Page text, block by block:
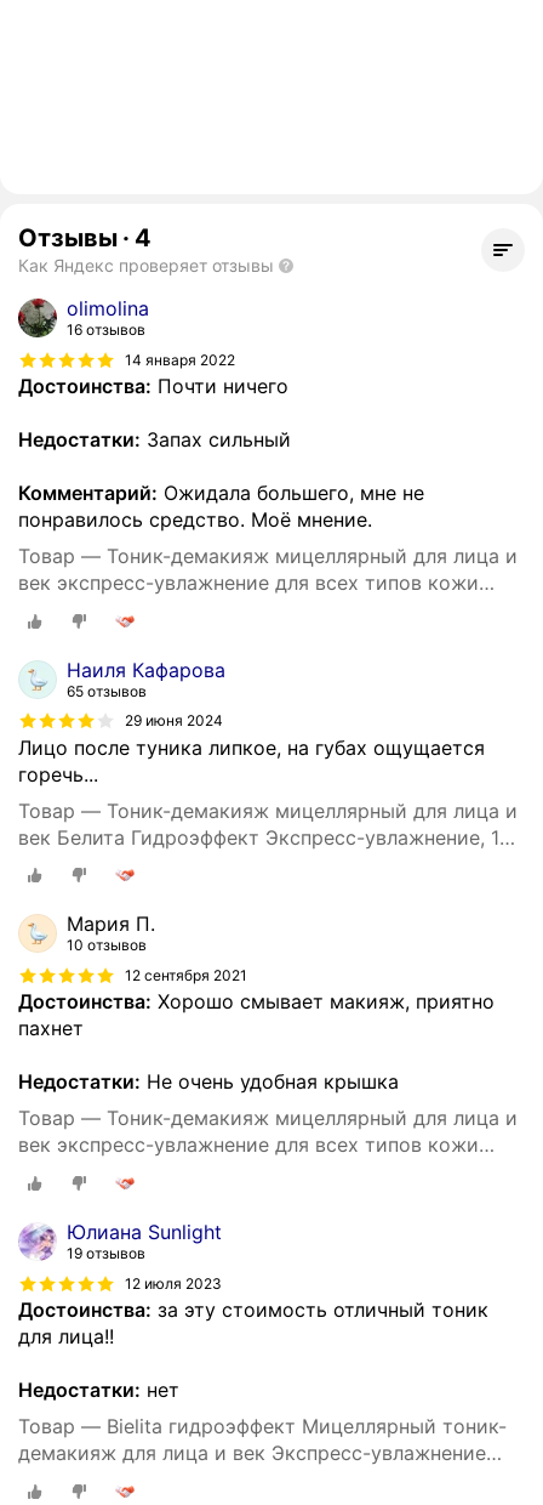
Отзывы · 4
Как Яндекс проверяет отзывы
olimolina
16 отзывов
14 января 2022
Достоинства: Почти ничего
Недостатки: Запах сильный
Комментарий: Ожидала большего, мне не
понравилось средство. Моё мнение.
Товар — Тоник-демакияж мицеллярный для лица и
век экспресс-увлажнение для всех типов кожи
Белита, 195 мл
Наиля Кафарова
65 отзывов
29 июня 2024
Лицо после туника липкое, на губах ощущается
горечь...
Товар — Тоник-демакияж мицеллярный для лица и
век Белита Гидроэффект Экспресс-увлажнение, 195
мл
Мария П.
10 отзывов
12 сентября 2021
Достоинства: Хорошо смывает макияж, приятно
пахнет
Недостатки: Не очень удобная крышка
Товар — Тоник-демакияж мицеллярный для лица и
век экспресс-увлажнение для всех типов кожи
Белита, 195 мл
Юлиана Sunlight
19 отзывов
12 июля 2023
Достоинства: за эту стоимость отличный тоник
для лица!!
Недостатки: нет
Товар — Bielita гидроэффект Мицеллярный тоник-
демакияж для лица и век Экспресс-увлажнение
для всех типов кожи, 195 мл